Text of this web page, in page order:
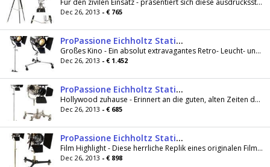
Für den zivilen Einsatz - präsentiert sich diese ausdrucksstarke Replik eines nostalgischen Militär-Suchscheinwerfers in modernem Design. Ein...
Dec 26, 2013 - € 765
ProPassione Eichholtz Stativ Stehlampe, Filmscheinwerfer MGM, glänzend vernickelt/schwarz, Metallstativ mit 3 Lenkrollen
Großes Kino - Ein absolut extravagantes Retro- Leucht- und Dekorationsobjekt Diese eindrucksvolle Replik eines originalen Filmscheinwerfers...
Dec 26, 2013 - € 1.452
ProPassione Eichholtz Stativ Stehlampe, Filmscheinwerfer Moviestar, silber matt, Metallstativ mit 4 Lenkrollen, höhenver
Hollywood zuhause - Erinnert an die guten, alten Zeiten der Filmproduktion, als viele dieser Filmscheinwerfer nötig waren, um Szenen perfekt...
Dec 26, 2013 - € 685
ProPassione Eichholtz Stativ Stehlampe, Filmscheinwerfer Spielberg, Messing antik/schwarz, Metallstativ mit 3 Lenkrollen
Film Highlight - Diese herrliche Replik eines originalen Filmscheinwerfers verbreitet augenblicklich die perfekte Studioatmosphäre. Ein erhabenes...
Dec 26, 2013 - € 898